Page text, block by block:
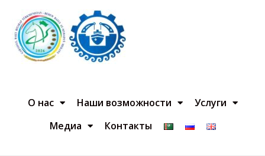
О нас Наши возможности
Услуги
Медиа
Контакты